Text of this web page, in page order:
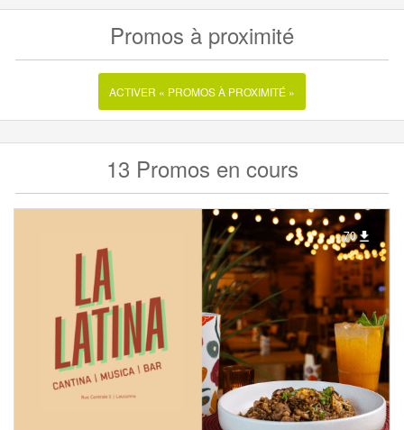
Promos à proximité
ACTIVER « PROMOS À PROXIMITÉ »
13 Promos en cours
70